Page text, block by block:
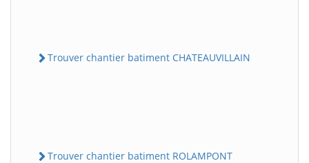
Trouver chantier batiment CHATEAUVILLAIN
Trouver chantier batiment ROLAMPONT